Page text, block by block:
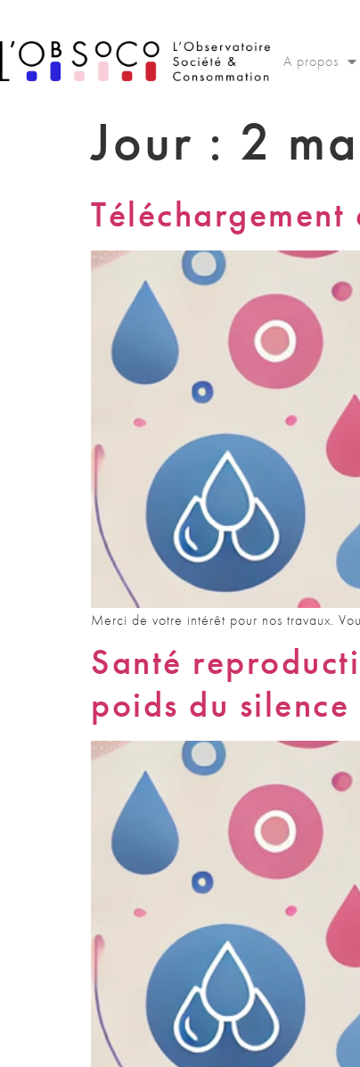
A propos
Jour : 2
Merci de votre intérêt pour nos travaux.
Santé
poids du silence